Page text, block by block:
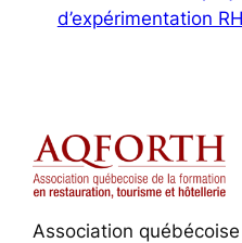
d’expérimentation RH
Association